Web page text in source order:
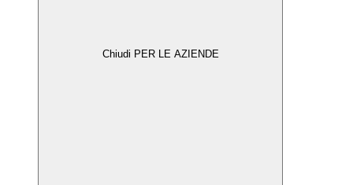
Chiudi PER LE AZIENDE